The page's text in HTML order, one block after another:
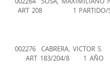
ART 208 1 PARTIDO/
002276 CABRERA, VICTOR
ART 183/204/8 1 AÑO